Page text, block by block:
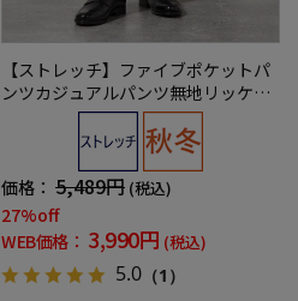
【ストレッチ】ファイブポケットパ
ンツカジュアルパンツ無地リッケン
バッカー秋冬
価格： 5,489円 (税込)
27%off
WEB価格： 3,990円 (税込)
5.0 （1）